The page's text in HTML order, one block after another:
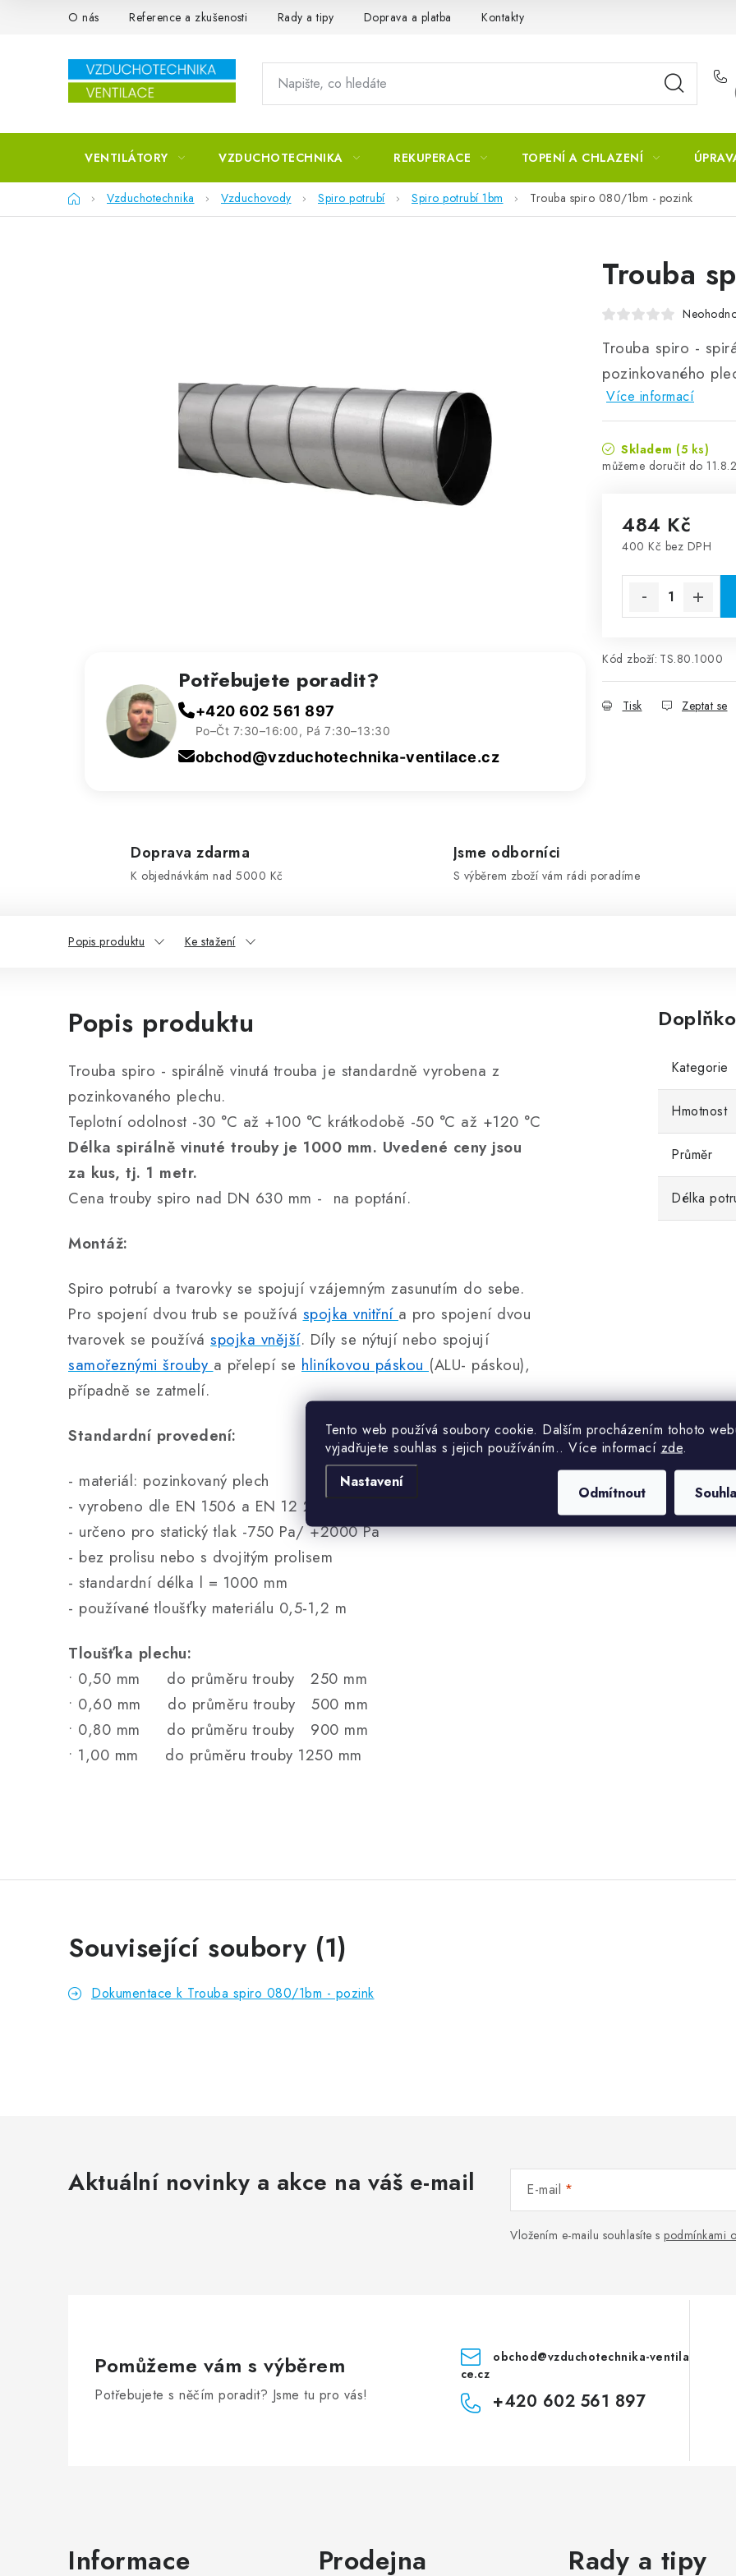
Tento web používá soubory cookie. Dalším procházením tohoto
vyjadřujete souhlas s jejich používáním.. Více informací zde.
Nastavení
Odmítnout
Přejít na obsahO nás Reference a zkušenosti Rady a tipy Doprava a platba Kontakty
VENTILÁTORY VZDUCHOTECHNIKA REKUPERACE TOPENÍ A CHLAZENÍ
DomůVzduchotechnika Vzduchovody Spiro potrubí Spiro potrubí 1bm Trouba spiro 080/1bm - pozink
Trouba
Trouba spiro -
pozinkovaného
Více informací
Skladem (5 ks)
484 Kč
400 Kč bez DPH
Kód zboží: TS.80.1000
Tisk Zeptat se
Potřebujete poradit?
+420 602 561 897
Po–Čt 7:30–16:00, Pá 7:30–13:30
obchod@vzduchotechnika-ventilace.cz
Doprava zdarma
K objednávkám nad 5000 Kč
Jsme odborníci
S výběrem zboží vám rádi poradíme
Popis produktu Ke stažení
Popis produktu
Trouba spiro - spirálně vinutá trouba je standardně vyrobena z
pozinkovaného plechu.
Teplotní odolnost -30 °C až +100 °C krátkodobě -50 °C až +120 °C
Délka spirálně vinuté trouby je 1000 mm. Uvedené ceny jsou
za kus, tj. 1 metr.
Cena trouby spiro nad DN 630 mm - na poptání.
Montáž:
Spiro potrubí a tvarovky se spojují vzájemným zasunutím do sebe.
Pro spojení dvou trub se používá spojka vnitřní a pro spojení dvou
tvarovek se používá spojka vnější. Díly se nýtují nebo spojují
samořeznými šrouby a přelepí se hliníkovou páskou (ALU- páskou),
případně se zatmelí.
Standardní provedení:
- materiál: pozinkovaný plech
- vyrobeno dle EN 1506 a EN 12 237
- určeno pro statický tlak -750 Pa/ +2000 Pa
- bez prolisu nebo s dvojitým prolisem
- standardní délka l = 1000 mm
- používané tloušťky materiálu 0,5-1,2 m
Tloušťka plechu:
• 0,50 mm do průměru trouby 250 mm
• 0,60 mm do průměru trouby 500 mm
• 0,80 mm do průměru trouby 900 mm
• 1,00 mm do průměru trouby 1250 mm
Kategorie
Hmotnost
Průměr
Délka
Související soubory (1)
Dokumentace k Trouba spiro 080/1bm - pozink
Aktuální novinky a akce na váš e-mail E-mail
Vložením e-mailu souhlasíte s podmínkami
Pomůžeme vám s výběrem
Potřebujete s něčím poradit? Jsme tu pro vás!
obchod@vzduchotechnika-ventila
ce.cz
+420 602 561 897
Informace Prodejna Rady a tipy